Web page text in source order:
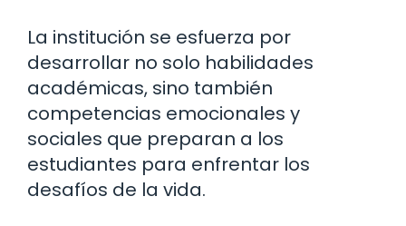
La institución se esfuerza por
desarrollar no solo habilidades
académicas, sino también
competencias emocionales y
sociales que preparan a los
estudiantes para enfrentar los
desafíos de la vida.